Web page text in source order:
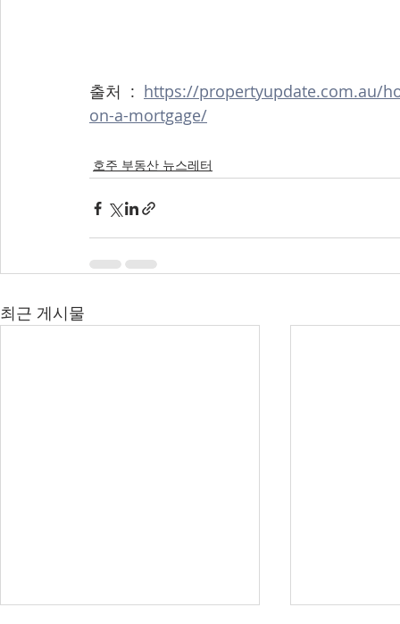
출처  : https://propertyupdate.com.au/
on-a-mortgage/
호주 부동산 뉴스레터
최근 게시물